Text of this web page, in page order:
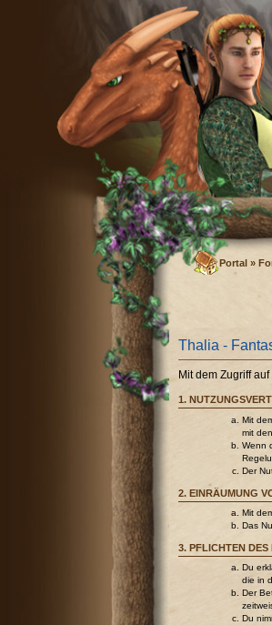
Portal »
Thalia -
Mit dem Zugriff
1.
Mit
mit
Wenn
Der
2. EINRÄUMUNG
Mit
Das
3. PFLICHTEN DES
Du
die in
Der
Du